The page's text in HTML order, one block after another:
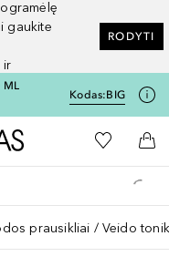
gaukite
ir
RODYTI
ML
Kodas:BIG
Į Douglas pagrindinį
Į mano
Į
prausikliai Veido